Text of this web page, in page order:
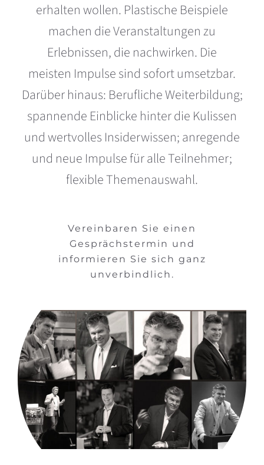
erhalten wollen. Plastische Beispiele
machen die Veranstaltungen zu
Erlebnissen, die nachwirken. Die
meisten Impulse sind sofort umsetzbar.
Darüber hinaus: Berufliche Weiterbildung;
spannende Einblicke hinter die Kulissen
und wertvolles Insiderwissen; anregende
und neue Impulse für alle Teilnehmer;
flexible Themenauswahl.
Vereinbaren Sie einen
Gesprächstermin und
informieren Sie sich ganz
unverbindlich.